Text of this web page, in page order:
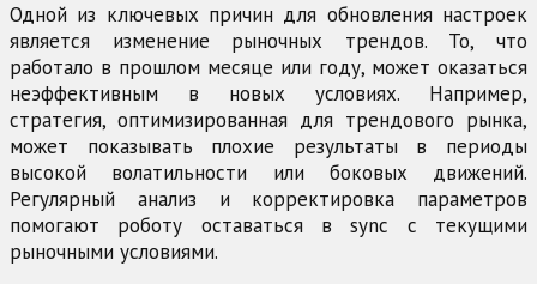
Одной из ключевых причин для обновления настроек
является изменение рыночных трендов. То, что
работало в прошлом месяце или году, может оказаться
неэффективным в новых условиях. Например,
стратегия, оптимизированная для трендового рынка,
может показывать плохие результаты в периоды
высокой волатильности или боковых движений.
Регулярный анализ и корректировка параметров
помогают роботу оставаться в sync с текущими
рыночными условиями.